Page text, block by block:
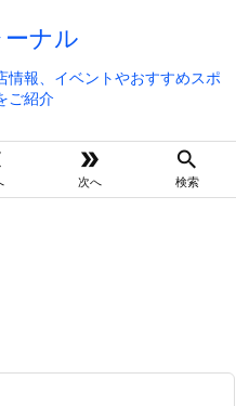
ナル
情報、イベントやおすすめスポ
ご紹介

次へ

検索